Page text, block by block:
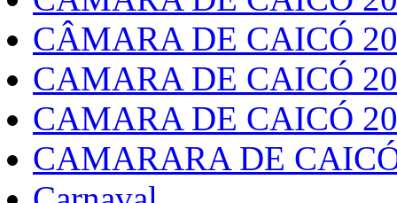
CÂMARA DE CAICÓ
CAMARA DE CAICÓ
CAMARA DE CAICÓ
CAMARARA DE